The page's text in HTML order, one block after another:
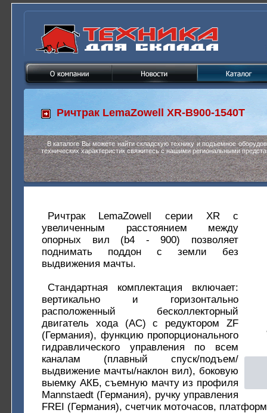
Ричтрак LemaZowell XR-B900-1540Т
В каталоге Вы можете найти складскую технику и подъемное
технических характеристик свяжитесь с нашими региональными
Ричтрак LemaZowell серии XR с
увеличенным расстоянием между
опорных вил (b4 - 900) позволяет
поднимать поддон с земли без
выдвижения мачты.
Стандартная комплектация включает:
вертикально и горизонтально
расположенный бесколлекторный
двигатель хода (АС) с редуктором ZF
(Германия), функцию пропорционального
гидравлического управления по всем
каналам (плавный спуск/подъем/
выдвижение мачты/наклон вил), боковую
выемку АКБ, съемную мачту из профиля
Mannstaedt (Германия), ручку управления
FREI (Германия), счетчик моточасов,